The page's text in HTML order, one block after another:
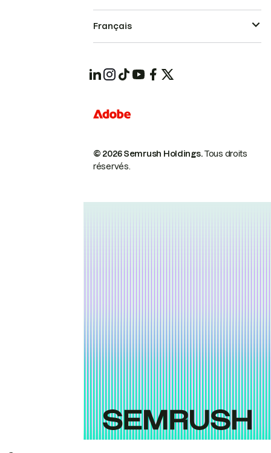
© 2026 Semrush Holdings.Tous droits
réservés.
Français